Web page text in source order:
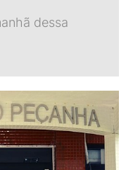
dessa